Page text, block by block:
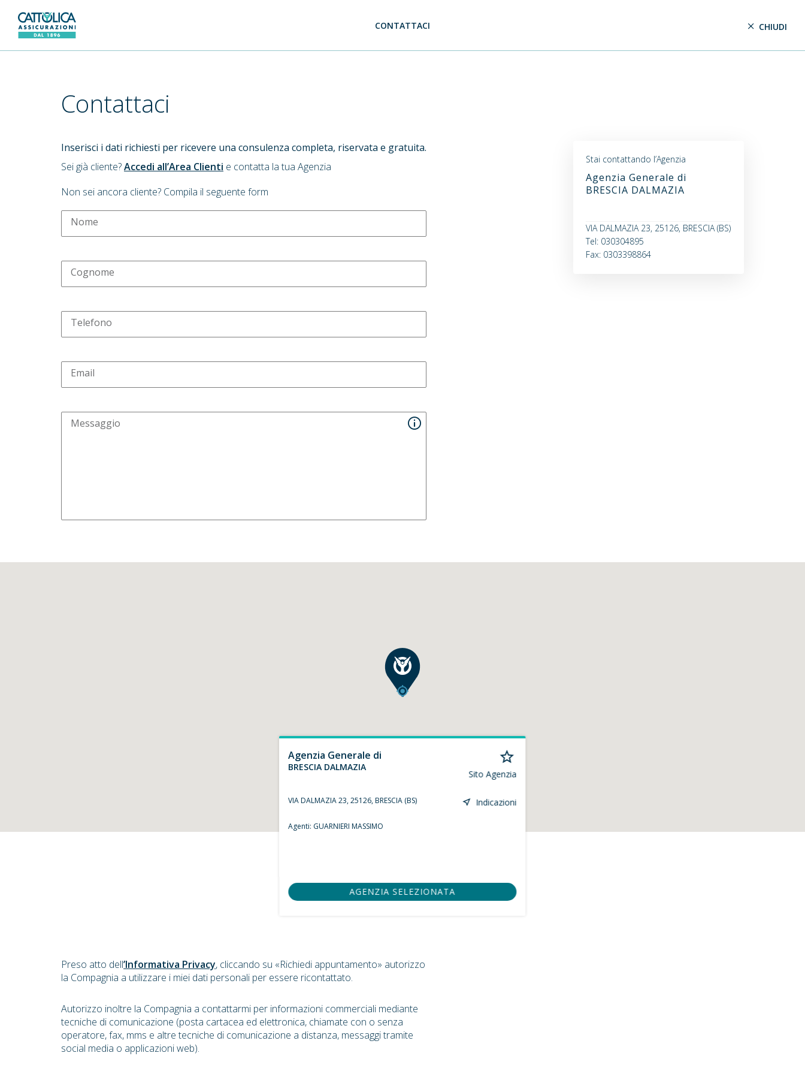
Generali Logo CONTATTACI CHIUDI
Contattaci
Inserisci i dati richiesti per ricevere una consulenza completa, riservata e gratuita.
Sei già cliente?Accedi all’Area Clienti e contatta la tua Agenzia
Non sei ancora cliente? Compila il seguente form
Nome
Cognome
Telefono
Email
Messaggio
Stai contattando l’Agenzia
Agenzia Generale di
BRESCIA DALMAZIA
VIA DALMAZIA 23, 25126, BRESCIA (BS)
Tel: 030304895
Fax: 0303398864
Agenzia Generale di
BRESCIA DALMAZIA
Sito Agenzia
VIA DALMAZIA 23, 25126, BRESCIA (BS) Indicazioni
Agenti: GUARNIERI MASSIMO
AGENZIA SELEZIONATA
Preso atto dell’Informativa Privacy, cliccando su «Richiedi appuntamento» autorizzo
la Compagnia a utilizzare i miei dati personali per essere ricontattato.
Autorizzo inoltre la Compagnia a contattarmi per informazioni commerciali mediante
tecniche di comunicazione (posta cartacea ed elettronica, chiamate con o senza
operatore, fax, mms e altre tecniche di comunicazione a distanza, messaggi tramite
social media o applicazioni web).